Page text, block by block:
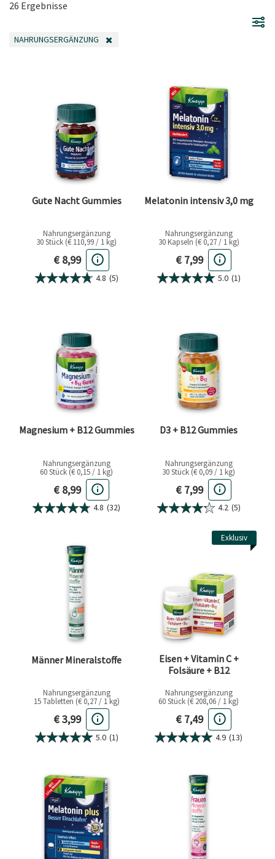
26 Ergebnisse
NAHRUNGSERGÄNZUNG
Gute Nacht Gummies
Nahrungsergänzung
30 Stück (€ 110,99 / 1 kg)
Aktueller Preis
€ 8,99
4.8 (5)
Melatonin intensiv 3,0 mg
Nahrungsergänzung
30 Kapseln (€ 0,27 / 1 kg)
Aktueller Preis
€ 7,99
5.0 (1)
Magnesium + B12 Gummies
Nahrungsergänzung
60 Stück (€ 0,15 / 1 kg)
Aktueller Preis
€ 8,99
4.8 (32)
D3 + B12 Gummies
Nahrungsergänzung
30 Stück (€ 0,09 / 1 kg)
Aktueller Preis
€ 7,99
4.2 (5)
Männer Mineralstoffe
Nahrungsergänzung
15 Tabletten (€ 0,27 / 1 kg)
Aktueller Preis
€ 3,99
5.0 (1)
Exklusiv
Eisen + Vitamin C +
Folsäure + B12
Nahrungsergänzung
60 Stück (€ 208,06 / 1 kg)
Aktueller Preis
€ 7,49
4.9 (13)